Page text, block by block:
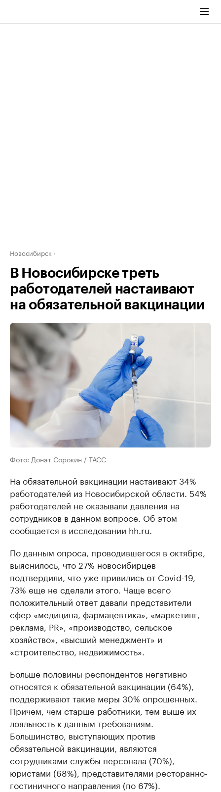
Новосибирск
В Новосибирске треть
работодателей настаивают
на обязательной вакцинации
Фото: Донат Сорокин / ТАСС
На обязательной вакцинации настаивают 34%
работодателей из Новосибирской области. 54%
работодателей не оказывали давления на
сотрудников в данном вопросе. Об этом
сообщается в исследовании hh.ru.
По данным опроса, проводившегося в октябре,
выяснилось, что 27% новосибирцев
подтвердили, что уже привились от Covid-19,
73% еще не сделали этого. Чаще всего
положительный ответ давали представители
сфер «медицина, фармацевтика», «маркетинг,
реклама, PR», «производство, сельское
хозяйство», «высший менеджмент» и
«строительство, недвижимость».
Больше половины респондентов негативно
относятся к обязательной вакцинации (64%),
поддерживают такие меры 30% опрошенных.
Причем, чем старше работники, тем выше их
лояльность к данным требованиям.
Большинство, выступающих против
обязательной вакцинации, являются
сотрудниками службы персонала (70%),
юристами (68%), представителями ресторанно-
гостиничного направления (по 67%).